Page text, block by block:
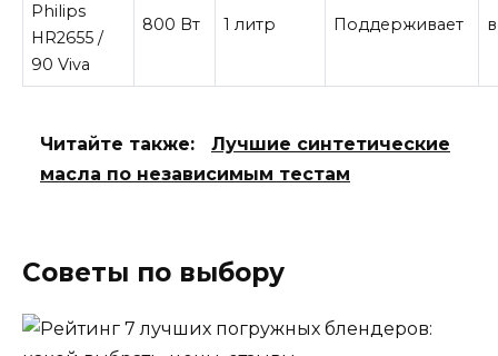
Philips
HR2655 /
90 Viva
800 Вт 1 литр Поддерживает
Читайте также:
Лучшие синтетические
масла по независимым тестам
Советы по выбору